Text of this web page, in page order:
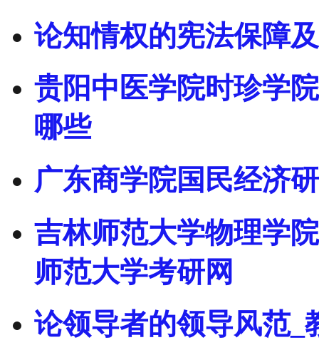
论知情权的宪法保障
贵阳中医学院时珍学
哪些
广东商学院国民经济
吉林师范大学物理学
师范大学考研网
论领导者的领导风范_